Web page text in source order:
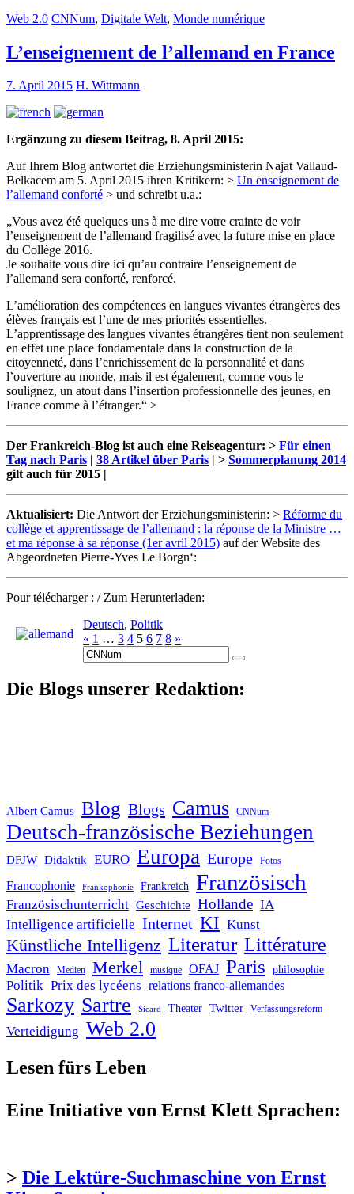
Web 2.0 CNNum, Digitale Welt, Monde numérique
L’enseignement de l’allemand en France
7. April 2015 H. Wittmann
Ergänzung zu diesem Beitrag, 8. April 2015:
Auf Ihrem Blog antwortet die Erziehungsministerin Najat Vallaud-
Belkacem am 5. April 2015 ihren Kritikern: > Un enseignement de
l’allemand conforté > und schreibt u.a.:
„Vous avez été quelques uns à me dire votre crainte de voir
l’enseignement de l’allemand fragilisé avec la future mise en place
du Collège 2016.
Je souhaite vous dire ici qu’au contraire l’enseignement de
l’allemand sera conforté, renforcé.
L’amélioration des compétences en langues vivantes étrangères des
élèves français est l’une de mes priorités essentielles.
L’apprentissage des langues vivantes étrangères tient non seulement
en effet une place fondamentale dans la construction de la
citoyenneté, dans l’enrichissement de la personnalité et dans
l’ouverture au monde, mais il est également, comme vous le
soulignez, un atout dans l’insertion professionnelle des jeunes, en
France comme à l’étranger.“ >
Der Frankreich-Blog ist auch eine Reiseagentur: > Für einen
Tag nach Paris | 38 Artikel über Paris | > Sommerplanung 2014
gilt auch für 2015 |
Aktualisiert: Die Antwort der Erziehungsministerin: > Réforme du
collège et apprentissage de l’allemand : la réponse de la Ministre …
et ma réponse à sa réponse (1er avril 2015) auf der Website des
Abgeordneten Pierre-Yves Le Borgn‘:
Pour télécharger : / Zum Herunterladen:
Deutsch, Politik
« 1 … 3 4 5 6 7 8 »
Suche
nach:
Die Blogs unserer Redaktion:
Albert Camus Blog Blogs Camus CNNum
Deutsch-französische Beziehungen
DFJW Didaktik EURO Europa Europe Fotos
Francophonie Frankophonie Frankreich Französisch
Französischunterricht Geschichte Hollande IA
Intelligence artificielle Internet KI Kunst
Künstliche Intelligenz Literatur Littérature
Macron Medien Merkel musique OFAJ Paris philosophie
Politik Prix des lycéens relations franco-allemandes
Sarkozy Sartre Sicard Theater Twitter Verfassungsreform
Verteidigung Web 2.0
Lesen fürs Leben
Eine Initiative von Ernst Klett Sprachen:
> Die Lektüre-Suchmaschine von Ernst